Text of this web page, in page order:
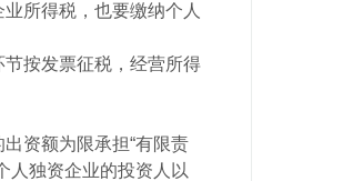
所得税，也要缴纳个人
按发票征税，经营所得
资额为限承担“有限责
人独资企业的投资人以